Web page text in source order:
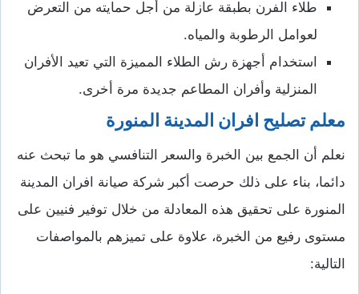
طلاء الفرن بطبقة عازلة من أجل حمايته من التعرض
لعوامل الرطوبة والمياه.
استخدام أجهزة رش الطلاء المميزة التي تعيد الأفران
المنزلية وأفران المطاعم جديدة مرة أخرى.
معلم تصليح افران المدينة المنورة
نعلم أن الجمع بين الخبرة والسعر التنافسي هو ما تبحث عنه
دائما، بناء على ذلك حرصت أكبر شركة صيانة افران المدينة
المنورة على تحقيق هذه المعادلة من خلال توفير فنيين على
مستوى رفيع من الخبرة، علاوة على تميزهم بالمواصفات
التالية: